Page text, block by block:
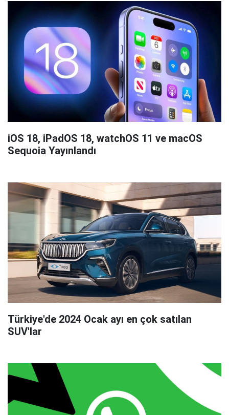
iOS 18, iPadOS 18, watchOS 11 ve macOS
Sequoia Yayınlandı
Türkiye'de 2024 Ocak ayı en çok satılan
SUV'lar